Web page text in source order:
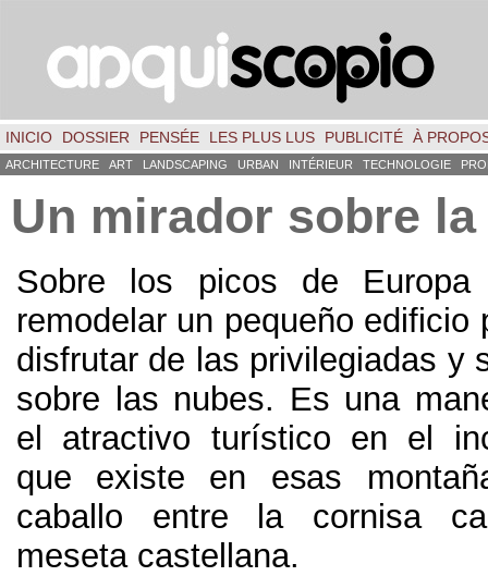
INICIO DOSSIER PENSÉE LES PLUS LUS PUBLICITÉ À
ARCHITECTURE ART LANDSCAPING URBAN INTÉRIEUR TECHNOLOGIE
Un mirador sobre
Sobre los picos de
remodelar un pequeño edificio
disfrutar de las privilegiadas y
sobre las nubes. Es una
el atractivo turístico en el
que existe en esas
caballo entre la cornisa
meseta castellana.